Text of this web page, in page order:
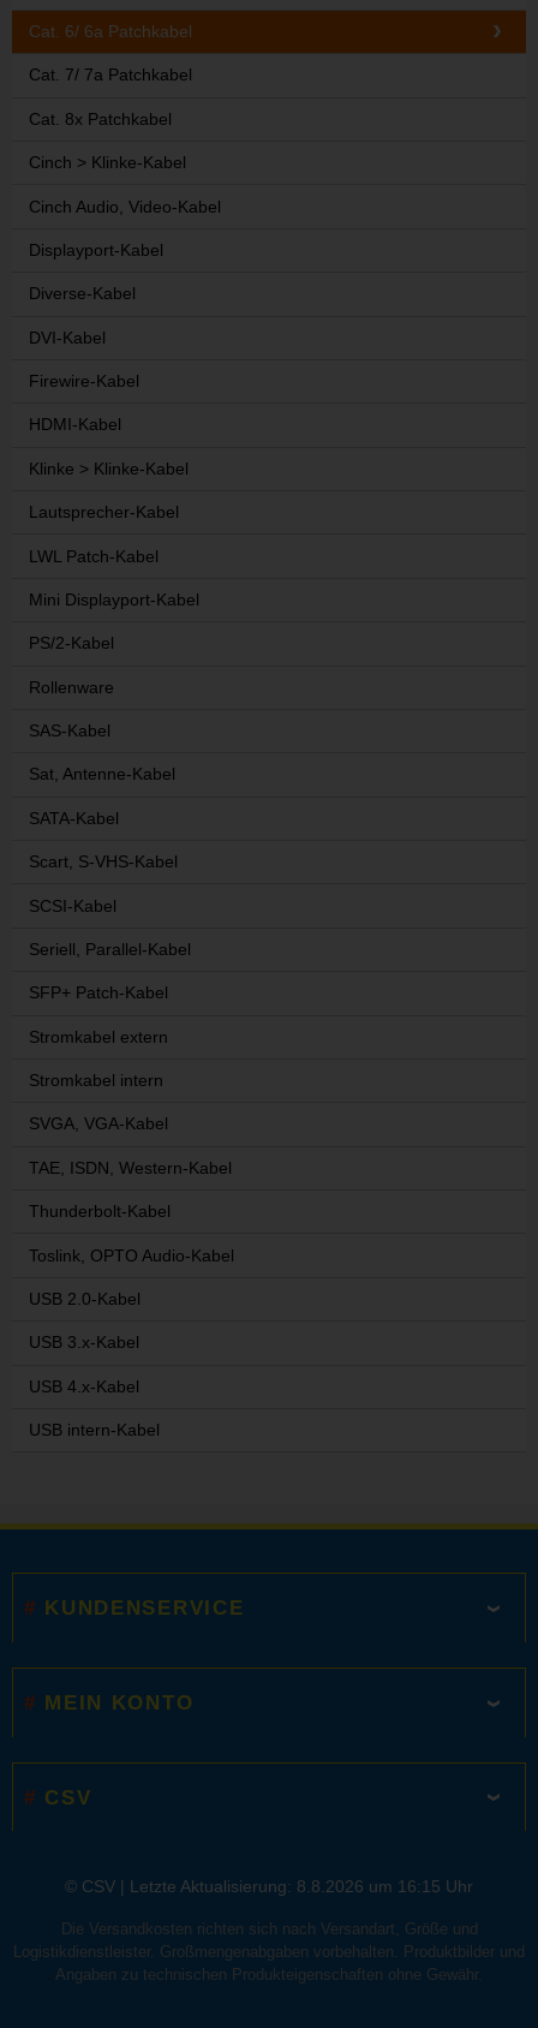
Cat. 6/ 6a Patchkabel
Cat. 7/ 7a Patchkabel
Cat. 8x Patchkabel
Cinch > Klinke-Kabel
Cinch Audio, Video-Kabel
Displayport-Kabel
Diverse-Kabel
DVI-Kabel
Firewire-Kabel
HDMI-Kabel
Klinke > Klinke-Kabel
Lautsprecher-Kabel
LWL Patch-Kabel
Mini Displayport-Kabel
PS/2-Kabel
Rollenware
SAS-Kabel
Sat, Antenne-Kabel
SATA-Kabel
Scart, S-VHS-Kabel
SCSI-Kabel
Seriell, Parallel-Kabel
SFP+ Patch-Kabel
Stromkabel extern
Stromkabel intern
SVGA, VGA-Kabel
TAE, ISDN, Western-Kabel
Thunderbolt-Kabel
Toslink, OPTO Audio-Kabel
USB 2.0-Kabel
USB 3.x-Kabel
USB 4.x-Kabel
USB intern-Kabel
KUNDENSERVICE
MEIN KONTO
CSV
© CSV | Letzte Aktualisierung: 8.8.2026 um 16:15 Uhr
Die Versandkosten richten sich nach Versandart, Größe und
Logistikdienstleister. Großmengenabgaben vorbehalten. Produktbilder und
Angaben zu technischen Produkteigenschaften ohne Gewähr.